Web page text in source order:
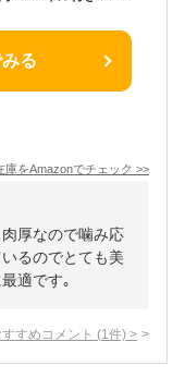
る
庫をAmazonでチェック >>
厚なので噛み応
るのでとても美
適です｡
すめコメント (1 件) >